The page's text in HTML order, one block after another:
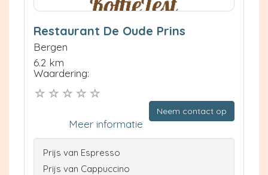
Restaurant De Oude Prins
Bergen
6.2 km
Waardering:
Neem contact op
Meer informatie
Prijs van Espresso
Prijs van Cappuccino